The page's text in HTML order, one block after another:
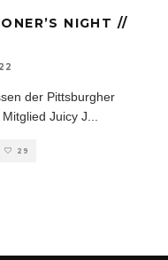
NIGHT //
der Pittsburgher
Juicy J
29